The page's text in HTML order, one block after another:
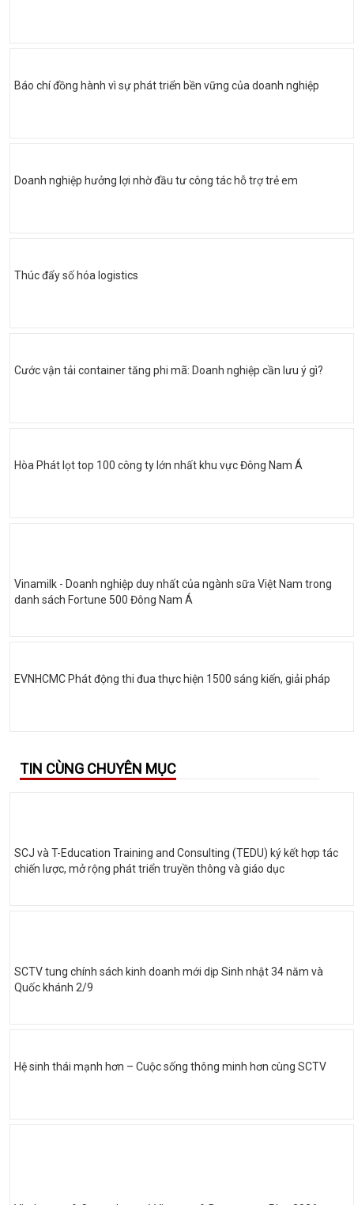
Báo chí đồng hành vì sự phát triển bền vững của doanh nghiệp
Doanh nghiệp hưởng lợi nhờ đầu tư công tác hỗ trợ trẻ em
Thúc đẩy số hóa logistics
Cước vận tải container tăng phi mã: Doanh nghiệp cần lưu ý gì?
Hòa Phát lọt top 100 công ty lớn nhất khu vực Đông Nam Á
Vinamilk - Doanh nghiệp duy nhất của ngành sữa Việt Nam trong
danh sách Fortune 500 Đông Nam Á
EVNHCMC Phát động thi đua thực hiện 1500 sáng kiến, giải pháp
TIN CÙNG CHUYÊN MỤC
SCJ và T-Education Training and Consulting (TEDU) ký kết hợp tác
chiến lược, mở rộng phát triển truyền thông và giáo dục
SCTV tung chính sách kinh doanh mới dịp Sinh nhật 34 năm và
Quốc khánh 2/9
Hệ sinh thái mạnh hơn – Cuộc sống thông minh hơn cùng SCTV